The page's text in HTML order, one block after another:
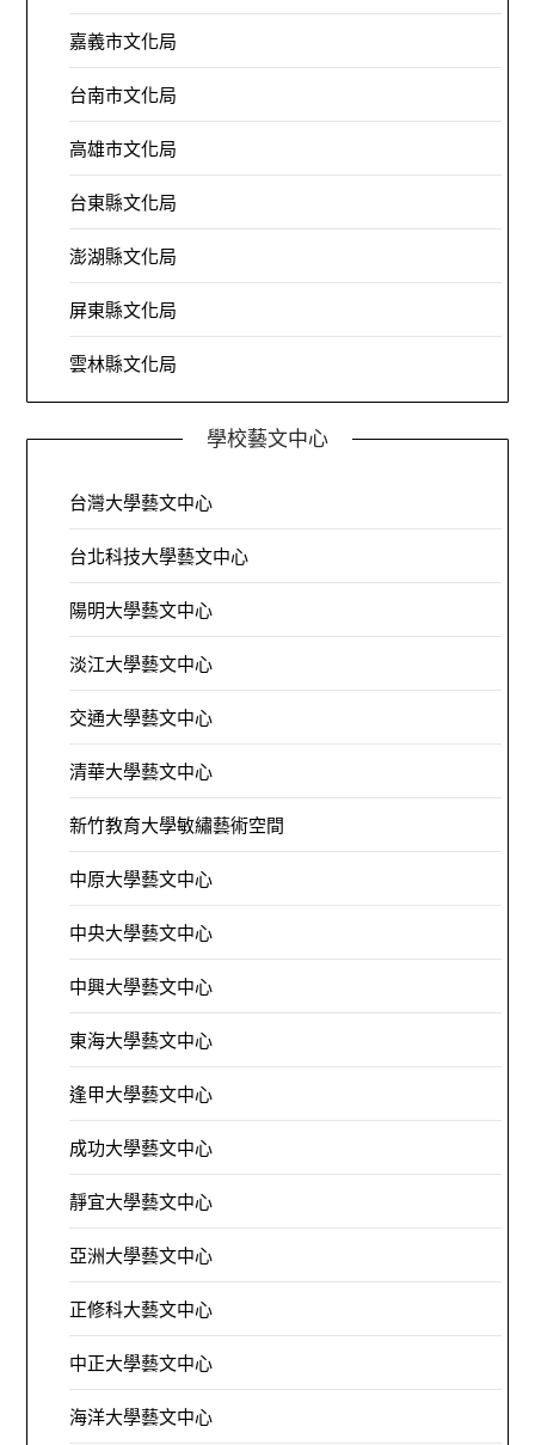
嘉義市文化局
台南市文化局
高雄市文化局
台東縣文化局
澎湖縣文化局
屏東縣文化局
雲林縣文化局
學校藝文中心
台灣大學藝文中心
台北科技大學藝文中心
陽明大學藝文中心
淡江大學藝文中心
交通大學藝文中心
清華大學藝文中心
新竹教育大學敏繡藝術空間
中原大學藝文中心
中央大學藝文中心
中興大學藝文中心
東海大學藝文中心
逢甲大學藝文中心
成功大學藝文中心
靜宜大學藝文中心
亞洲大學藝文中心
正修科大藝文中心
中正大學藝文中心
海洋大學藝文中心